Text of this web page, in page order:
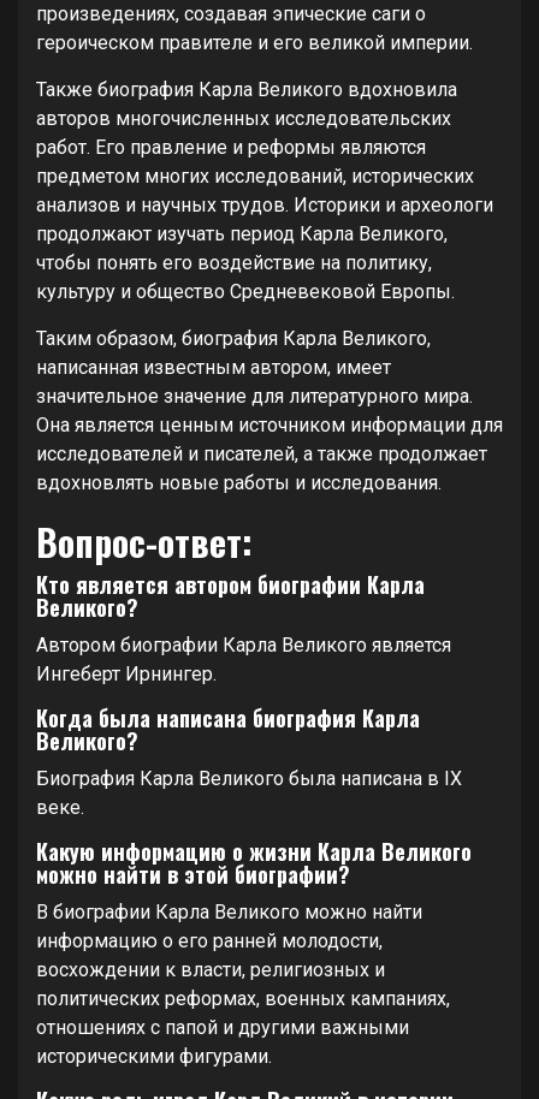
произведениях, создавая эпические саги о
героическом правителе и его великой империи.
Также биография Карла Великого вдохновила
авторов многочисленных исследовательских
работ. Его правление и реформы являются
предметом многих исследований, исторических
анализов и научных трудов. Историки и археологи
продолжают изучать период Карла Великого,
чтобы понять его воздействие на политику,
культуру и общество Средневековой Европы.
Таким образом, биография Карла Великого,
написанная известным автором, имеет
значительное значение для литературного мира.
Она является ценным источником информации для
исследователей и писателей, а также продолжает
вдохновлять новые работы и исследования.
Вопрос-ответ:
Кто является автором биографии Карла
Великого?
Автором биографии Карла Великого является
Ингеберт Ирнингер.
Когда была написана биография Карла
Великого?
Биография Карла Великого была написана в IX
веке.
Какую информацию о жизни Карла Великого
можно найти в этой биографии?
В биографии Карла Великого можно найти
информацию о его ранней молодости,
восхождении к власти, религиозных и
политических реформах, военных кампаниях,
отношениях с папой и другими важными
историческими фигурами.